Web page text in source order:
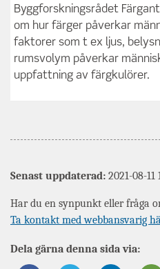
Byggforskningsrådet
om hur färger påverkar
faktorer som t ex ljus,
rumsvolym påverkar
uppfattning av färgkulörer.
Senast uppdaterad: 2021-08-11
Har du en synpunkt eller fråga
Expandera
om
Ta kontakt med webbansvarig
Dela gärna denna sida via: